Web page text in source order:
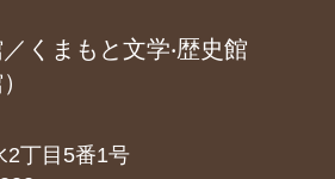
くまもと文学‧歴史館
2丁目5番1号